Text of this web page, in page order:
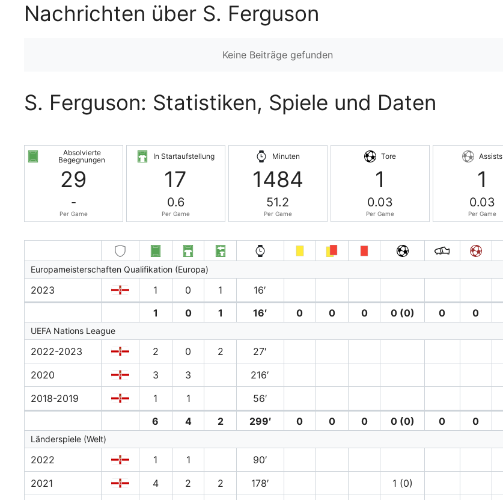
Nachrichten über S. Ferguson
Keine Beiträge gefunden
S. Ferguson: Statistiken, Spiele und Daten
Absolvierte
Begegnungen
29
-
Per Game
In Startaufstellung
17
0.6
Per Game
Minuten
1484
51.2
Per Game
Tore
1
0.03
Per Game
Assists
1
0.03
Per Game
Europameisterschaften Qualifikation (Europa)
2023 1 0 1 16′
1 0 1 16′ 0 0 0 0 (0) 0 0
UEFA Nations League
2022-2023 2 0 2 27′
2020 3 3 216′
2018-2019 1 1
56′
6
4 2 299′ 0 0 0 0 (0) 0 0
Länderspiele (Welt)
2022 1 1
90′
2021
4 2 2 178′
1 (0)